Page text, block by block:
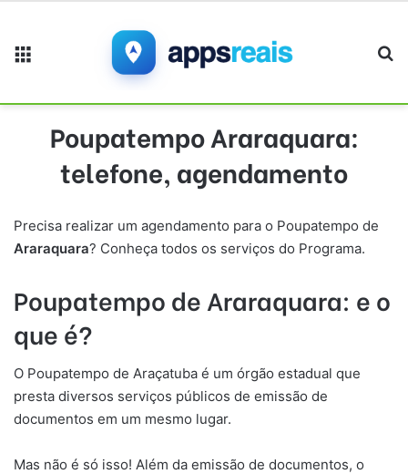
Poupatempo Araraquara:
telefone, agendamento
Precisa realizar um agendamento para o Poupatempo de
Araraquara? Conheça todos os serviços do Programa.
Poupatempo de Araraquara: e o
que é?
O Poupatempo de Araçatuba é um órgão estadual que
presta diversos serviços públicos de emissão de
documentos em um mesmo lugar.
Mas não é só isso! Além da emissão de documentos, o